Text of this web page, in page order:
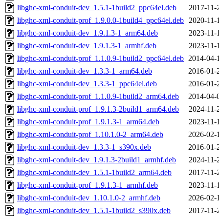
libghc-xml-conduit-dev_1.5.1-1build2_ppc64el.deb
2017-11-
libghc-xml-conduit-prof_1.9.0.0-1build4_ppc64el.deb 2020-11-
libghc-xml-conduit-dev_1.9.1.3-1_arm64.deb
2023-11-
libghc-xml-conduit-dev_1.9.1.3-1_armhf.deb
2023-11-
libghc-xml-conduit-prof_1.1.0.9-1build2_ppc64el.deb 2014-04-
libghc-xml-conduit-dev_1.3.3-1_arm64.deb
2016-01-
libghc-xml-conduit-dev_1.3.3-1_ppc64el.deb
2016-01-
libghc-xml-conduit-prof_1.1.0.9-1build2_arm64.deb
2014-04-
libghc-xml-conduit-prof_1.9.1.3-2build1_arm64.deb
2024-11-
libghc-xml-conduit-prof_1.9.1.3-1_arm64.deb
2023-11-
libghc-xml-conduit-prof_1.10.1.0-2_arm64.deb
2026-02-
libghc-xml-conduit-dev_1.3.3-1_s390x.deb
2016-01-
libghc-xml-conduit-dev_1.9.1.3-2build1_armhf.deb
2024-11-
libghc-xml-conduit-dev_1.5.1-1build2_arm64.deb
2017-11-
libghc-xml-conduit-prof_1.9.1.3-1_armhf.deb
2023-11-
libghc-xml-conduit-dev_1.10.1.0-2_armhf.deb
2026-02-
libghc-xml-conduit-dev_1.5.1-1build2_s390x.deb
2017-11-